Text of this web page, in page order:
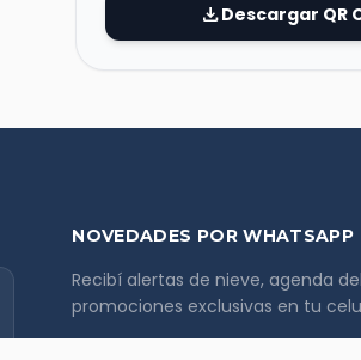
downloadDescargar QR
NOVEDADES POR WHATSAPP
Recibí alertas de nieve, agenda
promociones exclusivas en tu